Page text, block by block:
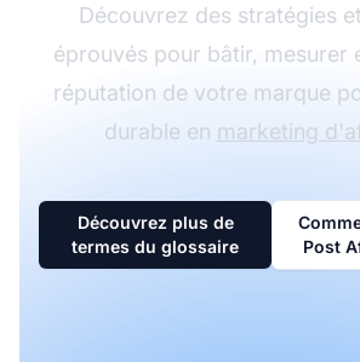
Découvrez des stratégies
éprouvés pour bâtir, mesurer
réputation de votre marque
durable en marketing
Découvrez plus de
termes du glossaire
Post